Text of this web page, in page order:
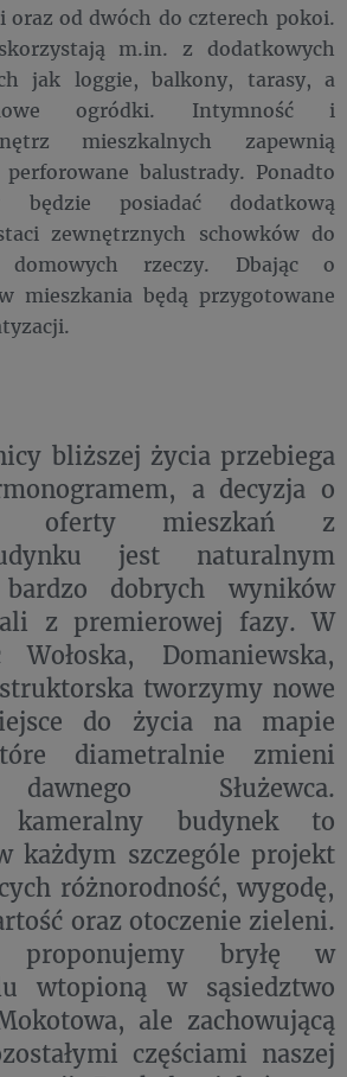
oraz od dwóch do czterech pokoi.
m.in. z dodatkowych
jak loggie, balkony, tarasy, a
ogródki. Intymność i
mieszkalnych zapewnią
balustrady. Ponadto
będzie posiadać dodatkową
zewnętrznych schowków do
domowych rzeczy. Dbając o
mieszkania będą przygotowane
bliższej życia przebiega
a decyzja o
oferty mieszkań z
jest naturalnym
bardzo dobrych wyników
z premierowej fazy. W
Domaniewska,
tworzymy nowe
do życia na mapie
diametralnie zmieni
Służewca.
kameralny budynek to
każdym szczególe projekt
różnorodność, wygodę,
oraz otoczenie zieleni.
bryłę w
wtopioną w sąsiedztwo
ale zachowującą
częściami naszej